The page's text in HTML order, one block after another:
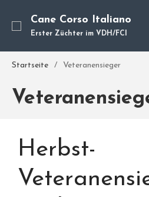
Cane Corso Italiano
Erster Züchter im VDH/FCI
Startseite / Veteranensieger
Herbst-